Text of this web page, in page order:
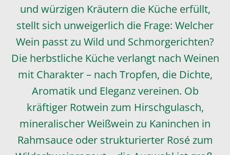
und würzigen Kräutern die Küche erfüllt,
stellt sich unweigerlich die Frage: Welcher
Wein passt zu Wild und Schmorgerichten?
Die herbstliche Küche verlangt nach Weinen
mit Charakter – nach Tropfen, die Dichte,
Aromatik und Eleganz vereinen. Ob
kräftiger Rotwein zum Hirschgulasch,
mineralischer Weißwein zu Kaninchen in
Rahmsauce oder strukturierter Rosé zum